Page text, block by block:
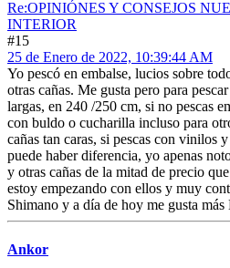
Re:OPINIÓNES Y CONSEJOS
INTERIOR
#15
25 de Enero de 2022, 10:39:44 AM
Yo pescó en embalse, lucios sobre
otras cañas. Me gusta pero para
largas, en 240 /250 cm, si no pescas
con buldo o cucharilla incluso para
cañas tan caras, si pescas con vinilos
puede haber diferencia, yo apenas
y otras cañas de la mitad de precio
estoy empezando con ellos y muy
Shimano y a día de hoy me gusta más
Ankor